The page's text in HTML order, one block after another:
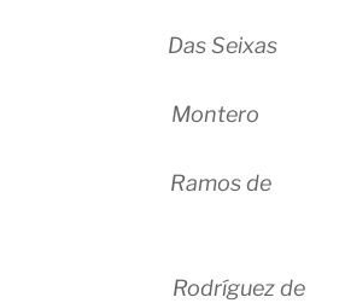
Das Seixas
Montero
Ramos de
Rodríguez de